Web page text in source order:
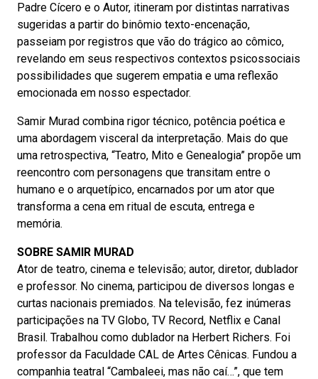
Padre Cícero e o Autor, itineram por distintas narrativas
sugeridas a partir do binômio texto-encenação,
passeiam por registros que vão do trágico ao cômico,
revelando em seus respectivos contextos psicossociais
possibilidades que sugerem empatia e uma reflexão
emocionada em nosso espectador.
Samir Murad combina rigor técnico, potência poética e
uma abordagem visceral da interpretação. Mais do que
uma retrospectiva, “Teatro, Mito e Genealogia” propõe um
reencontro com personagens que transitam entre o
humano e o arquetípico, encarnados por um ator que
transforma a cena em ritual de escuta, entrega e
memória.
SOBRE SAMIR MURAD
Ator de teatro, cinema e televisão; autor, diretor, dublador
e professor. No cinema, participou de diversos longas e
curtas nacionais premiados. Na televisão, fez inúmeras
participações na TV Globo, TV Record, Netflix e Canal
Brasil. Trabalhou como dublador na Herbert Richers. Foi
professor da Faculdade CAL de Artes Cênicas. Fundou a
companhia teatral “Cambaleei, mas não caí…”, que tem